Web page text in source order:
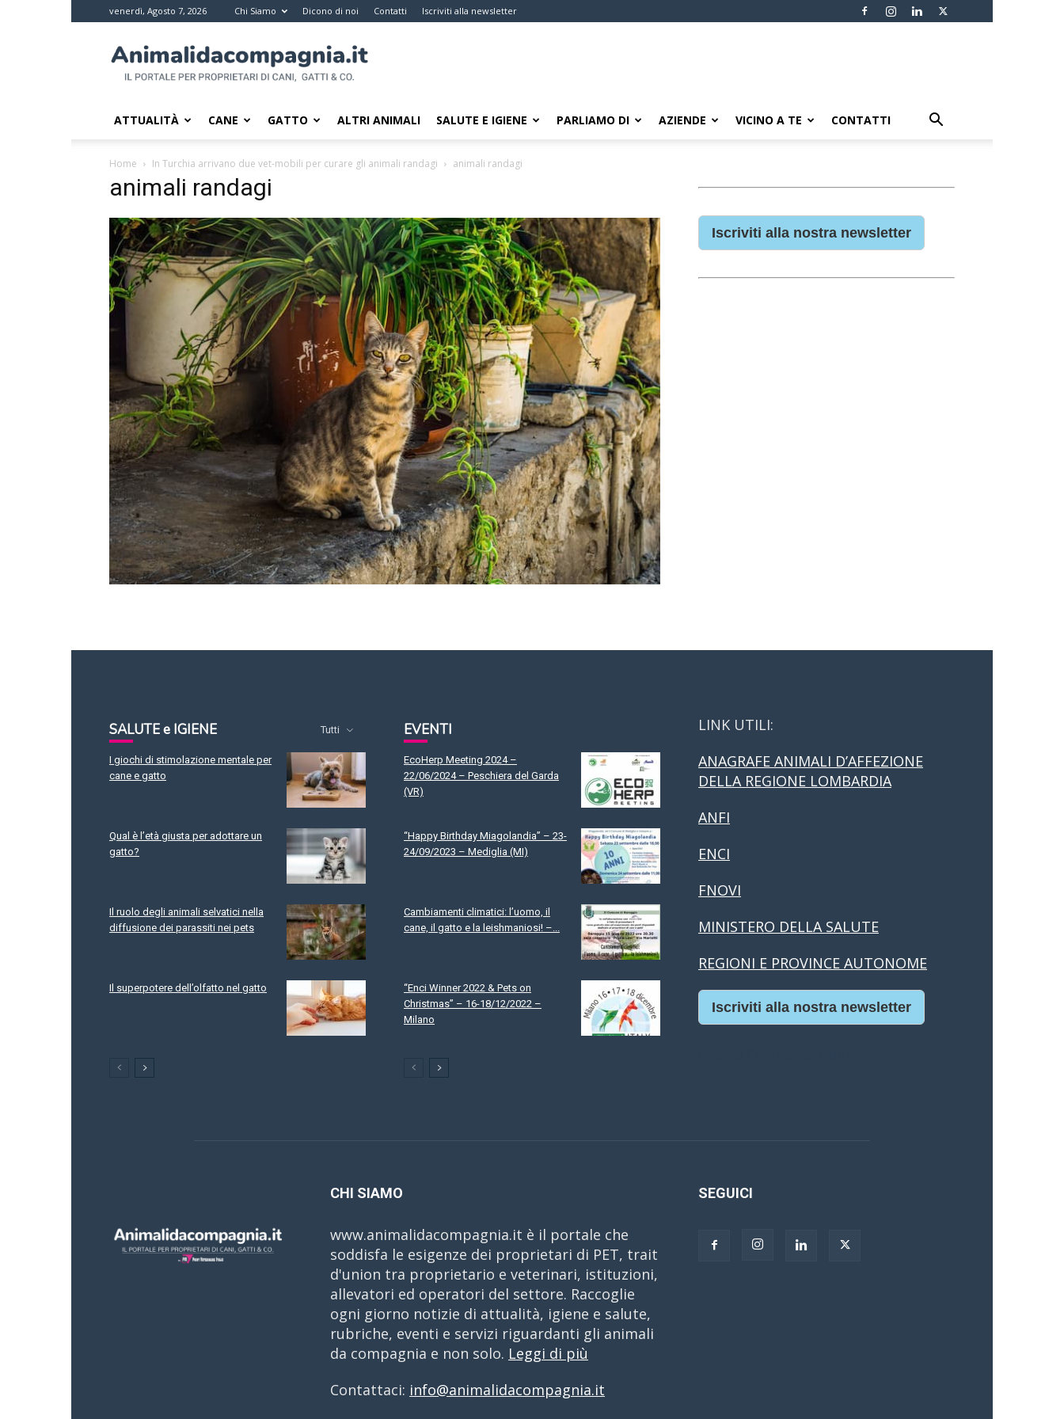
venerdì, Agosto 7, 2026 Chi Siamo Dicono di noi Contatti Iscriviti alla newsletter
da
compagnia
Il
i
proprietari
di
pet
ATTUALITÀ CANE GATTO ALTRI ANIMALI SALUTE E IGIENE PARLIAMO DI AZIENDE VICINO A TE CONTATTI
Home In Turchia arrivano due vet-mobili per curare gli animali randagi animali randagi
animali randagi
Iscriviti alla nostra newsletter
SALUTE e IGIENE Tutti
I giochi di stimolazione mentale per
cane e gatto
Qual è l’età giusta per adottare un
gatto?
Il ruolo degli animali selvatici nella
diffusione dei parassiti nei pets
Il superpotere dell’olfatto nel gatto
EVENTI
EcoHerp Meeting 2024 –
22/06/2024 – Peschiera del Garda
(VR)
“Happy Birthday Miagolandia” – 23-
24/09/2023 – Mediglia (MI)
Cambiamenti climatici: l’uomo, il
cane, il gatto e la leishmaniosi! –...
“Enci Winner 2022 & Pets on
Christmas” – 16-18/12/2022 –
Milano
LINK UTILI:
ANAGRAFE ANIMALI D’AFFEZIONE
DELLA REGIONE LOMBARDIA
ANFI
ENCI
FNOVI
MINISTERO DELLA SALUTE
REGIONI E PROVINCE AUTONOME
Iscriviti alla nostra newsletter
CHI SIAMO
www.animalidacompagnia.it è il portale che
soddisfa le esigenze dei proprietari di PET, trait
d'union tra proprietario e veterinari, istituzioni,
allevatori ed operatori del settore. Raccoglie
ogni giorno notizie di attualità, igiene e salute,
rubriche, eventi e servizi riguardanti gli animali
da compagnia e non solo. Leggi di più
Contattaci: info@animalidacompagnia.it
SEGUICI